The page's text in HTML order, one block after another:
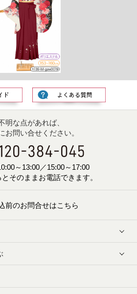
明な点があれば、
お問い合せください。
～13:00／15:00～17:00
そのままお電話できます。
前のお問合せはこちら